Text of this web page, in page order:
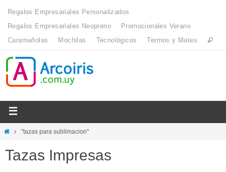
Regalos Empresariales Personalizados
Regalos Empresariales Neopreno
Promocionales Verano
Caramañolas
Mochilas Tecnológicos Termos y Mates
"tazas para sublimacion"
Tazas Impresas